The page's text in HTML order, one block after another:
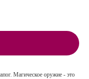
Магическое оружие - это